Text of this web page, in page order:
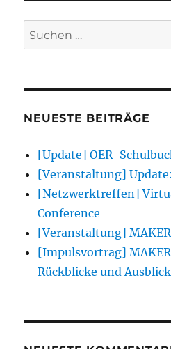
Suchen
nach:
NEUESTE BEITRÄGE
[Update] OER-
[Veranstaltung]
[Netzwerktreffen]
Conference
[Veranstaltung] MAKER
[Impulsvortrag]
Rückblicke und